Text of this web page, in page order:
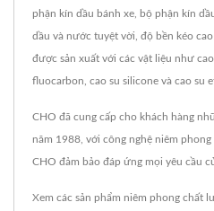
phận kín dầu bánh xe, bộ phận kín
dầu và nước tuyệt vời, độ bền kéo
được sản xuất với các vật liệu như
fluocarbon, cao su silicone và cao su
CHO đã cung cấp cho khách hàng
năm 1988, với công nghệ niêm
CHO đảm bảo đáp ứng mọi yêu cầu
Xem các sản phẩm niêm phong chất